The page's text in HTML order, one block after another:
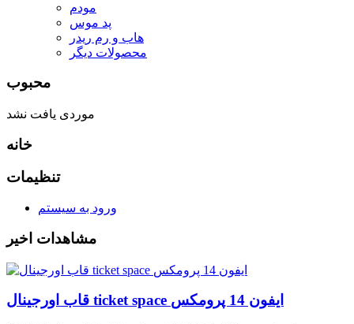
مودم
پد موس
هاب و رم ریدر
محصولات دیگر
محبوب
موردی یافت نشد
خانه
تنظیمات
ورود به سیستم
مشاهدات اخیر
قاب اورجینال ticket space ایفون 14 پرومکس